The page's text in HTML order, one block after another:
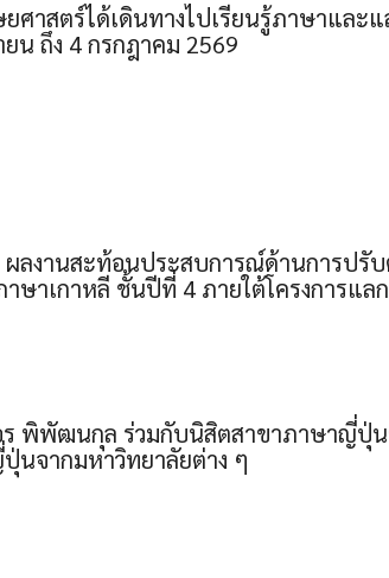
าสตร์ได้เดินทางไปเรียนรู้ภาษาและแ
น ถึง 4 กรกฎาคม 2569
ลงานสะท้อนประสบการณ์ด้านการปรั
าษาเกาหลี ชั้นปีที่ 4 ภายใต้โครงการแ
พิพัฒนกุล ร่วมกับนิสิตสาขาภาษาญี่ปุ่น
นจากมหาวิทยาลัยต่าง ๆ